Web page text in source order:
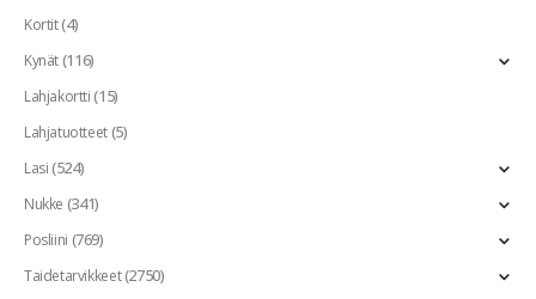
Kortit(4)
Kynät(116)
Lahjakortti(15)
Lahjatuotteet(5)
Lasi(524)
Nukke (341)
Posliini (769)
Taidetarvikkeet(2750)